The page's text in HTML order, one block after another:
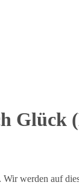
Glück
werden auf